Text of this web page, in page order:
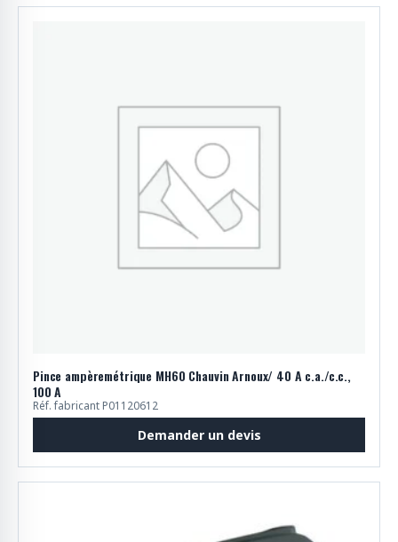
Pince ampèremétrique MH60 Chauvin Arnoux/ 40 A c.a./c.c.,
100 A
Réf. fabricant P01120612
Demander un devis